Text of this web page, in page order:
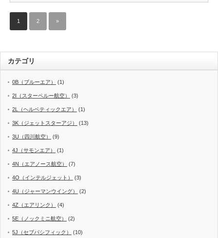
1 2 »
カテゴリ
0B（ブルーエア） (1)
2I（スターペルー航空） (3)
2L（ヘルベティックエア） (1)
3K（ジェットスターアジ） (13)
3U（四川航空） (9)
4J（サモンエア） (1)
4N（エアノース航空） (7)
4O（インテルジェット） (3)
4U（ジャーマンウイング） (2)
4Z（エアリンク） (4)
5E（ノックミニ航空） (2)
5J（セブパシフィック） (10)